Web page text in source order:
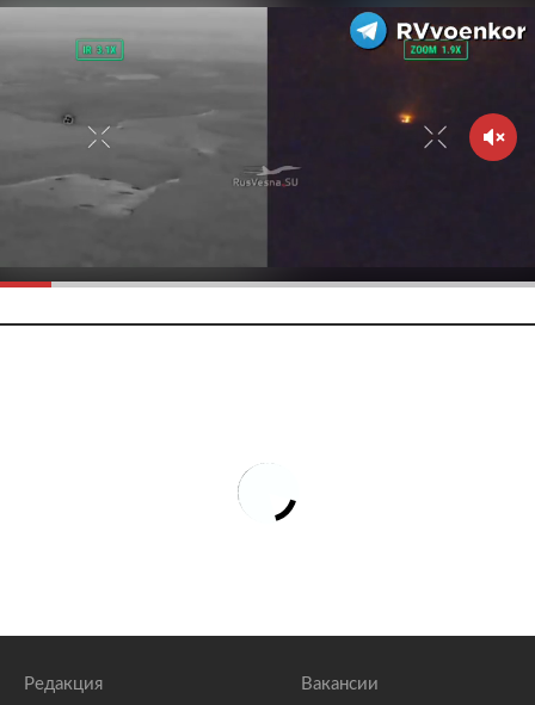
Редакция Вакансии